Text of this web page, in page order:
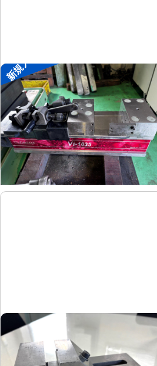
新規入荷
メカ増力マシンバイス
メーカー ツダコマ
形 式Vi-1635
年 式2018
精密バイス
メーカー